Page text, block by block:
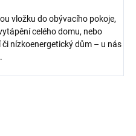
vložku do obývacího pokoje,
celého domu, nebo
nízkoenergetický dům – u nás